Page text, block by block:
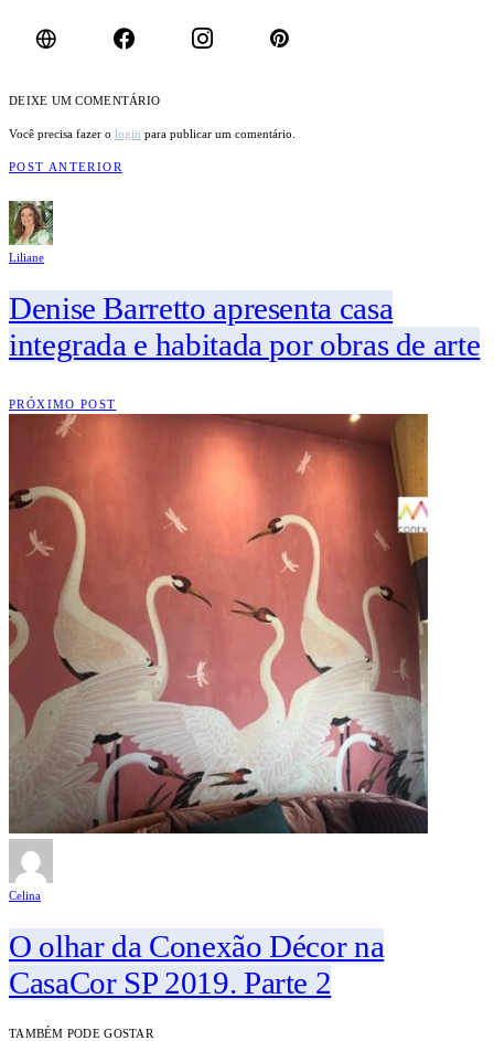
DEIXE UM COMENTÁRIO
Você precisa fazer o login para publicar um comentário.
POST ANTERIOR
Liliane
Denise Barretto apresenta casa
integrada e habitada por obras de arte
PRÓXIMO POST
Celina
O olhar da Conexão Décor na
CasaCor SP 2019. Parte 2
TAMBÉM PODE GOSTAR